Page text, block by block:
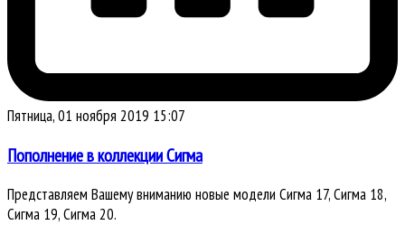
Пятница, 01 ноября 2019 15:07
Пополнение в коллекции Сигма
Представляем Вашему вниманию новые модели Сигма 17, Сигма 18,
Сигма 19, Сигма 20.